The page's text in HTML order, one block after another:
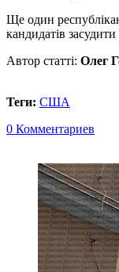
Ще один
кандидатів
Автор статті: Олег
Теги: США
0 Комментариев